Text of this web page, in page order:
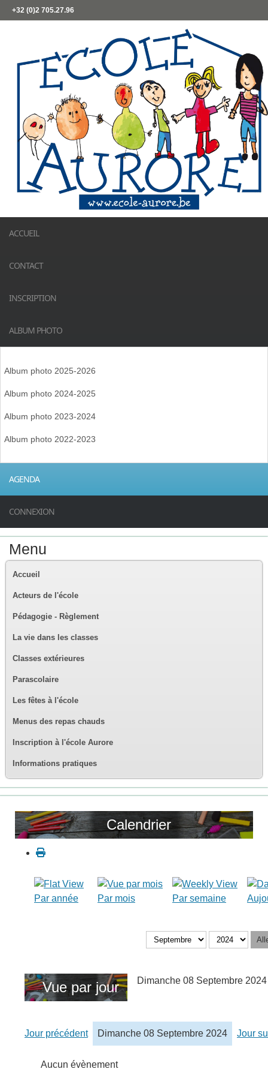
+32 (0)2 705.27.96
ACCUEIL
CONTACT
INSCRIPTION
ALBUM PHOTO
Album photo 2025-2026
Album photo 2024-2025
Album photo 2023-2024
Album photo 2022-2023
AGENDA
CONNEXION
Menu
Accueil
Acteurs de l'école
Pédagogie - Règlement
La vie dans les classes
Classes extérieures
Parascolaire
Les fêtes à l'école
Menus des repas chauds
Inscription à l'école Aurore
Informations pratiques
Calendrier
Par année Par mois Par semaine
Vue par jour Dimanche 08 Septembre 2024
Jour précédent Dimanche 08 Septembre 2024 Jour
Aucun évènement